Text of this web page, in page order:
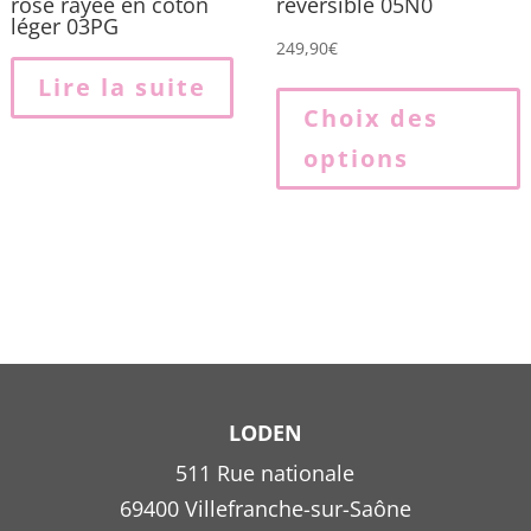
léger 03PG
Lire la suite
249,90€
Choix des
options
LODEN
511 Rue nationale
69400 Villefranche-sur-Saône